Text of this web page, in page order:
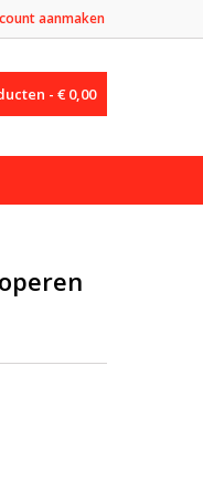
aanmaken
- € 0,00